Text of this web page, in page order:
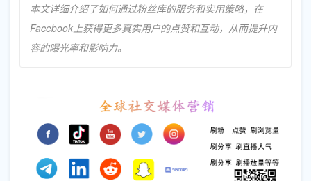
本文详细介绍了如何通过粉丝库的服务和实用策略，在
Facebook上获得更多真实用户的点赞和互动，从而提升内
容的曝光率和影响力。